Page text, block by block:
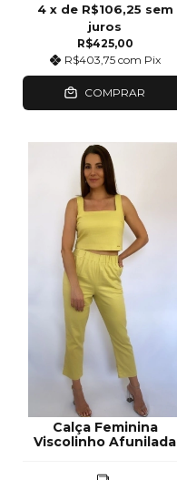
R$425,00
R$403,75 com Pix
4 x de R$106,25 sem
juros
COMPRAR
Calça Feminina
Viscolinho Afunilada